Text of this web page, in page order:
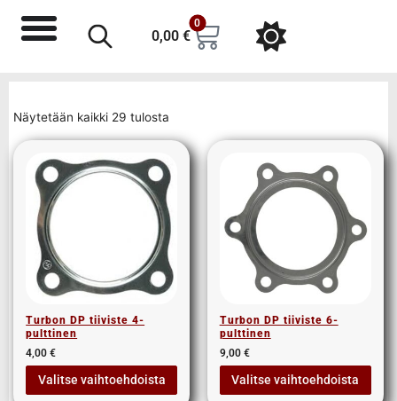
0,00 €
0
Näytetään kaikki 29 tulosta
Turbon DP tiiviste 4-
pulttinen
4,00€
Valitse vaihtoehdoista
Turbon DP tiiviste 6-
pulttinen
9,00 €
Valitse vaihtoehdoista